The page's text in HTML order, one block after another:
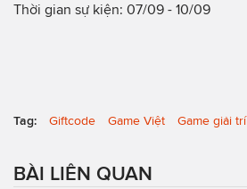
Thời gian sự kiện: 07/09 - 10/09
Tag: Giftcode Game Việt Game giải trí
BÀI LIÊN QUAN